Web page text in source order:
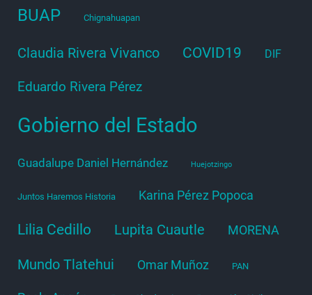
BUAP Chignahuapan
Claudia Rivera Vivanco COVID19 DIF
Eduardo Rivera Pérez
Gobierno del Estado
Guadalupe Daniel Hernández Huejotzingo
Juntos Haremos Historia Karina Pérez Popoca
Lilia Cedillo Lupita Cuautle MORENA
Mundo Tlatehui Omar Muñoz PAN